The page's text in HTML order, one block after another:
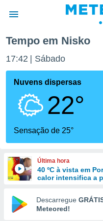
da
foi
fornecidas
a este
das
e
forma
digital
Tempo em Nisko
17:42 Sábado
Nuvens dispersas
22°
Sensação de 25°
Última hora
40 ºC à vista em
calor intensifica a
Descarregue
Meteored!